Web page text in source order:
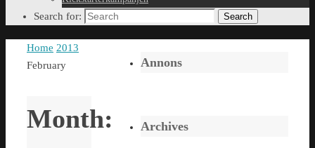
Search for: Search
Home 2013
February
Month:
Annons
Archives